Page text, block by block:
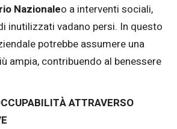
Nazionaleo a interventi sociali,
inutilizzati vadano persi. In questo
potrebbe assumere una
ampia, contribuendo al benessere
ATTRAVERSO